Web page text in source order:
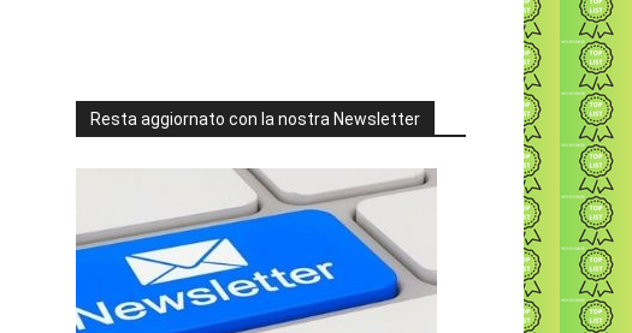
Resta aggiornato con la nostra Newsletter